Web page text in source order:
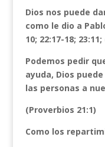
Dios nos puede
como le dio a
10; 22:17-18;
Podemos pedir
ayuda, Dios
las personas a
(Proverbios 21:1)
Como los